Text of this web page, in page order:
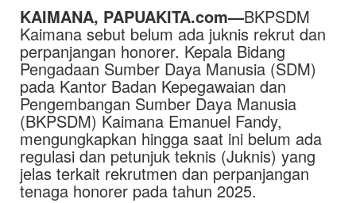
KAIMANA, PAPUAKITA.com—BKPSDM
Kaimana sebut belum ada juknis rekrut dan
perpanjangan honorer. Kepala Bidang
Pengadaan Sumber Daya Manusia (SDM)
pada Kantor Badan Kepegawaian dan
Pengembangan Sumber Daya Manusia
(BKPSDM) Kaimana Emanuel Fandy,
mengungkapkan hingga saat ini belum ada
regulasi dan petunjuk teknis (Juknis) yang
jelas terkait rekrutmen dan perpanjangan
tenaga honorer pada tahun 2025.